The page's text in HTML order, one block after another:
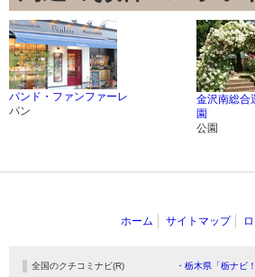
パンド・ファンファーレ
パン
金沢南総合
園
公園
ホーム サイトマップ
全国のクチコミナビ(R) ・栃木県「栃ナビ！